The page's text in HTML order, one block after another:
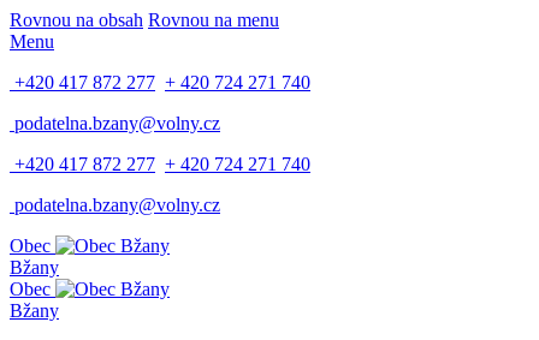
Rovnou na obsah Rovnou na menu
Menu
+420 417 872 277 + 420 724 271 740
podatelna.bzany@volny.cz
+420 417 872 277 + 420 724 271 740
podatelna.bzany@volny.cz
Obec
Bžany
Obec
Bžany